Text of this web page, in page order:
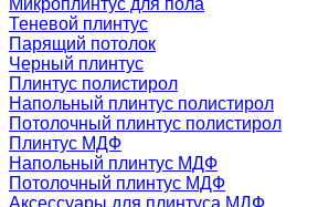
Микроплинтус для пола
Теневой плинтус
Парящий потолок
Черный плинтус
Плинтус полистирол
Напольный плинтус полистирол
Потолочный плинтус полистирол
Плинтус МДФ
Напольный плинтус МДФ
Потолочный плинтус МДФ
Аксессуары для плинтуса МДФ